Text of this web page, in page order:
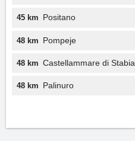
45 km Positano
48 km Pompeje
48 km Castellammare di Stabia
48 km Palinuro